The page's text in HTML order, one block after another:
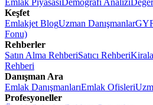
Emlak PiyasasıDemografi Analizi
Keşfet
Emlakjet BlogUzman Danışmanlar
Fonu)
Rehberler
Satın Alma RehberiSatıcı Rehberi
Rehberi
Danışman Ara
Emlak DanışmanlarıEmlak Ofisleri
Profesyoneller